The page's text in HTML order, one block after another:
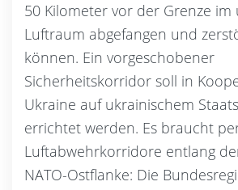
50 Kilometer vor der Grenze im
Luftraum abgefangen und
können. Ein vorgeschobener
Sicherheitskorridor soll in
Ukraine auf ukrainischem
errichtet werden. Es braucht
Luftabwehrkorridore entlang
NATO-Ostflanke: Die